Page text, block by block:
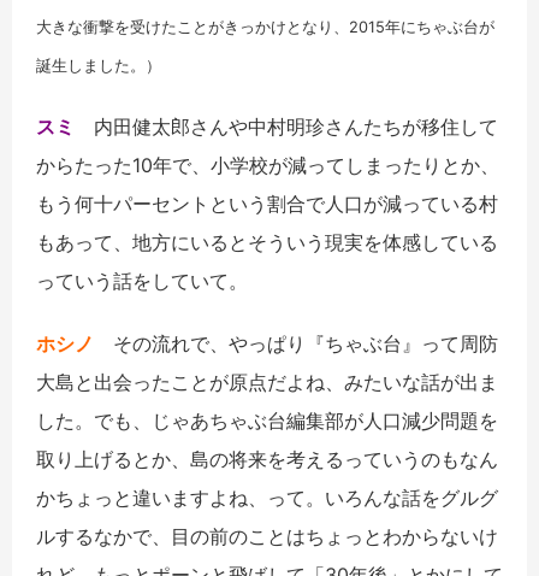
大きな衝撃を受けたことがきっかけとなり、2015年にちゃぶ台が
誕生しました。）
スミ
内田健太郎さんや中村明珍さんたちが移住して
からたった10年で、小学校が減ってしまったりとか、
もう何十パーセントという割合で人口が減っている村
もあって、地方にいるとそういう現実を体感している
っていう話をしていて。
ホシノ その流れで、やっぱり『ちゃぶ台』って周防
大島と出会ったことが原点だよね、みたいな話が出ま
した。でも、じゃあちゃぶ台編集部が人口減少問題を
取り上げるとか、島の将来を考えるっていうのもなん
かちょっと違いますよね、って。いろんな話をグルグ
ルするなかで、目の前のことはちょっとわからないけ